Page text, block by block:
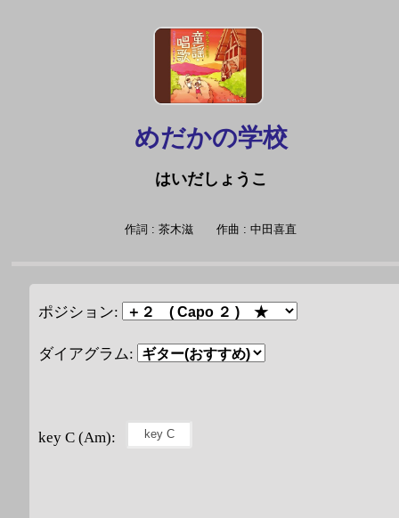
めだかの学校
はいだしょうこ
作詞 : 茶木滋作曲 : 中田喜直
ポジション:
ダイアグラム:
key C (Am):